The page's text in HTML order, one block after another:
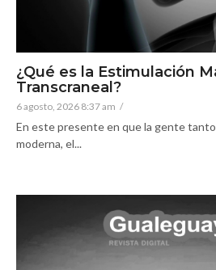
¿Qué es la Estimulación
Transcraneal?
6 agosto, 2026 8:37 am /
En este presente en que la gente
moderna, el...